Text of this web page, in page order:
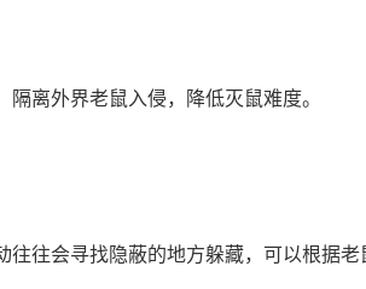
离外界老鼠入侵，降低灭鼠难度。
往会寻找隐蔽的地方躲藏，可以根据老